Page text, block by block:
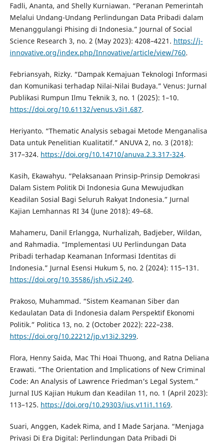
Fadli, Ananta, and Shelly Kurniawan. “Peranan Pemerintah
Melalui Undang-Undang Perlindungan Data Pribadi dalam
Menanggulangi Phising di Indonesia.” Journal of Social
Science Research 3, no. 2 (May 2023): 4208–4221. https://j-
innovative.org/index.php/Innovative/article/view/760.
Febriansyah, Rizky. “Dampak Kemajuan Teknologi Informasi
dan Komunikasi terhadap Nilai-Nilai Budaya.” Venus: Jurnal
Publikasi Rumpun Ilmu Teknik 3, no. 1 (2025): 1–10.
https://doi.org/10.61132/venus.v3i1.687.
Heriyanto. “Thematic Analysis sebagai Metode Menganalisa
Data untuk Penelitian Kualitatif.” ANUVA 2, no. 3 (2018):
317–324. https://doi.org/10.14710/anuva.2.3.317-324.
Kasih, Ekawahyu. “Pelaksanaan Prinsip-Prinsip Demokrasi
Dalam Sistem Politik Di Indonesia Guna Mewujudkan
Keadilan Sosial Bagi Seluruh Rakyat Indonesia.” Jurnal
Kajian Lemhannas RI 34 (June 2018): 49–68.
Mahameru, Danil Erlangga, Nurhalizah, Badjeber, Wildan,
and Rahmadia. “Implementasi UU Perlindungan Data
Pribadi terhadap Keamanan Informasi Identitas di
Indonesia.” Jurnal Esensi Hukum 5, no. 2 (2024): 115–131.
https://doi.org/10.35586/jsh.v5i2.240.
Prakoso, Muhammad. “Sistem Keamanan Siber dan
Kedaulatan Data di Indonesia dalam Perspektif Ekonomi
Politik.” Politica 13, no. 2 (October 2022): 222–238.
https://doi.org/10.22212/jp.v13i2.3299.
Flora, Henny Saida, Mac Thi Hoai Thuong, and Ratna Deliana
Erawati. “The Orientation and Implications of New Criminal
Code: An Analysis of Lawrence Friedman’s Legal System.”
Jurnal IUS Kajian Hukum dan Keadilan 11, no. 1 (April 2023):
113–125. https://doi.org/10.29303/ius.v11i1.1169.
Suari, Anggen, Kadek Rima, and I Made Sarjana. “Menjaga
Privasi Di Era Digital: Perlindungan Data Pribadi Di